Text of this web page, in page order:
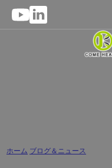
ホーム ブログ＆ニュース